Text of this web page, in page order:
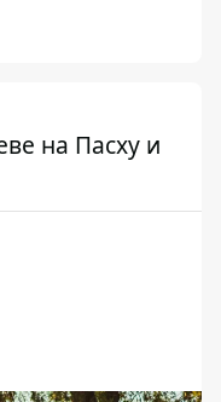
на Пасху и